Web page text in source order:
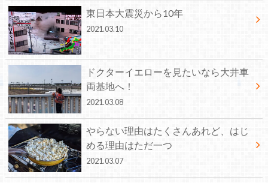
東日本大震災から10年
2021.03.10
ドクターイエローを見たいなら大井車
両基地へ！
2021.03.08
やらない理由はたくさんあれど、はじ
める理由はただ一つ
2021.03.07